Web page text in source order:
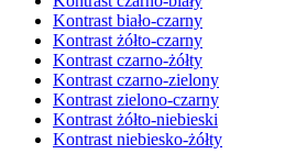
Kontrast biało-czarny
Kontrast żółto-czarny
Kontrast czarno-żółty
Kontrast czarno-zielony
Kontrast zielono-czarny
Kontrast żółto-niebieski
Kontrast niebiesko-żółty